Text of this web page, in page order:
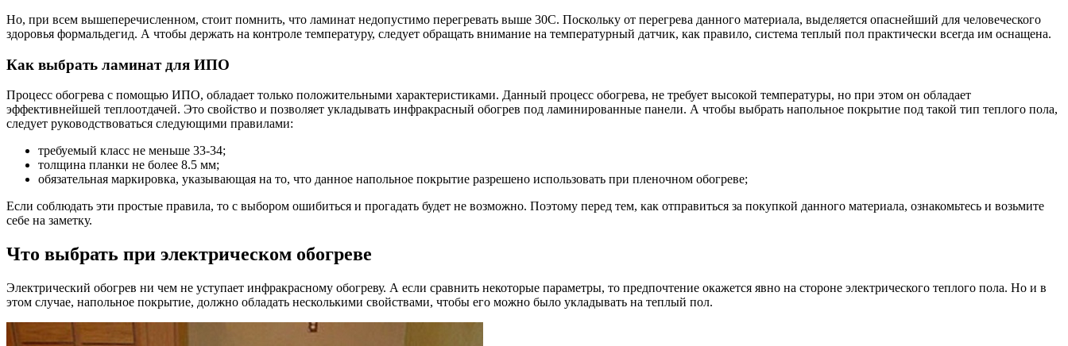
Но, при всем вышеперечисленном, стоит помнить, что ламинат недопустимо перегревать выше 30С. Поскольку от перегрева данного материала, выделяется опаснейший для человеческого
здоровья формальдегид. А чтобы держать на контроле температуру, следует обращать внимание на температурный датчик, как правило, система теплый пол практически всегда им оснащена.
Как выбрать ламинат для ИПО
Процесс обогрева с помощью ИПО, обладает только положительными характеристиками. Данный процесс обогрева, не требует высокой температуры, но при этом он обладает
эффективнейшей теплоотдачей. Это свойство и позволяет укладывать инфракрасный обогрев под ламинированные панели. А чтобы выбрать напольное покрытие под такой тип теплого пола,
следует руководствоваться следующими правилами:
требуемый класс не меньше 33-34;
толщина планки не более 8.5 мм;
обязательная маркировка, указывающая на то, что данное напольное покрытие разрешено использовать при пленочном обогреве;
Если соблюдать эти простые правила, то с выбором ошибиться и прогадать будет не возможно. Поэтому перед тем, как отправиться за покупкой данного материала, ознакомьтесь и возьмите
себе на заметку.
Что выбрать при электрическом обогреве
Электрический обогрев ни чем не уступает инфракрасному обогреву. А если сравнить некоторые параметры, то предпочтение окажется явно на стороне электрического теплого пола. Но и в
этом случае, напольное покрытие, должно обладать несколькими свойствами, чтобы его можно было укладывать на теплый пол.